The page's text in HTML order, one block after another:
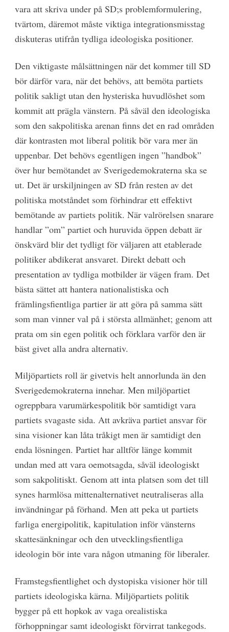
vara att skriva under på SD;s problemformulering,
tvärtom, däremot måste viktiga integrationsmisstag
diskuteras utifrån tydliga ideologiska positioner.
Den viktigaste målsättningen när det kommer till SD
bör därför vara, när det behövs, att bemöta partiets
politik sakligt utan den hysteriska huvudlöshet som
kommit att prägla vänstern. På såväl den ideologiska
som den sakpolitiska arenan finns det en rad områden
där kontrasten mot liberal politik bör vara mer än
uppenbar. Det behövs egentligen ingen ”handbok”
över hur bemötandet av Sverigedemokraterna ska se
ut. Det är urskiljningen av SD från resten av det
politiska motståndet som förhindrar ett effektivt
bemötande av partiets politik. När valrörelsen snarare
handlar ”om” partiet och huruvida öppen debatt är
önskvärd blir det tydligt för väljaren att etablerade
politiker abdikerat ansvaret. Direkt debatt och
presentation av tydliga motbilder är vägen fram. Det
bästa sättet att hantera nationalistiska och
främlingsfientliga partier är att göra på samma sätt
som man vinner val på i största allmänhet; genom att
prata om sin egen politik och förklara varför den är
bäst givet alla andra alternativ.
Miljöpartiets roll är givetvis helt annorlunda än den
Sverigedemokraterna innehar. Men miljöpartiet
ogreppbara varumärkespolitik bör samtidigt vara
partiets svagaste sida. Att avkräva partiet ansvar för
sina visioner kan låta tråkigt men är samtidigt den
enda lösningen. Partiet har alltför länge kommit
undan med att vara oemotsagda, såväl ideologiskt
som sakpolitiskt. Genom att inta platsen som det till
synes harmlösa mittenalternativet neutraliseras alla
invändningar på förhand. Men att peka ut partiets
farliga energipolitik, kapitulation inför vänsterns
skattesänkningar och den utvecklingsfientliga
ideologin bör inte vara någon utmaning för liberaler.
Framstegsfientlighet och dystopiska visioner hör till
partiets ideologiska kärna. Miljöpartiets politik
bygger på ett hopkok av vaga orealistiska
förhoppningar samt ideologiskt förvirrat tankegods.